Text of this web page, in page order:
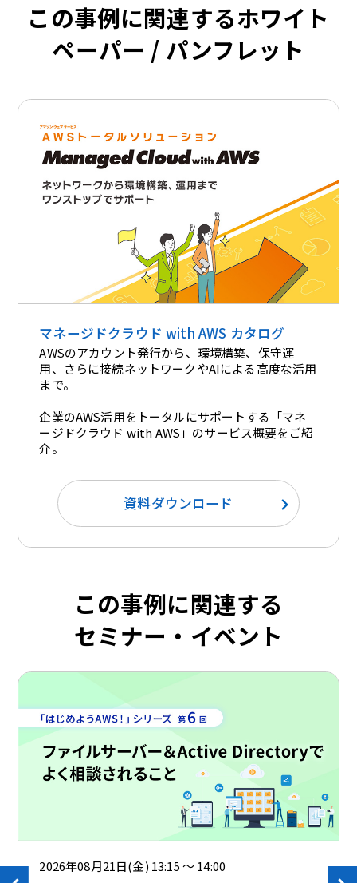
この事例に関連するホワイト
ペーパー / パンフレット
マネージドクラウド with AWS カタログ
AWSのアカウント発行から、環境構築、保守運
用、さらに接続ネットワークやAIによる高度な活用
まで。
企業のAWS活用をトータルにサポートする「マネ
ージドクラウド with AWS」のサービス概要をご紹
介。​
資料ダウンロード
この事例に関連する
セミナー・イベント
2026年08月21日(金) 13:15 ～ 14:00